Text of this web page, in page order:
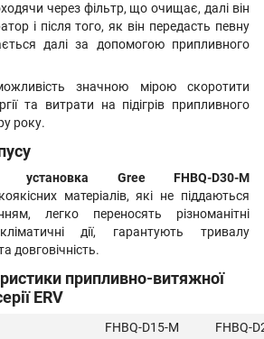
через фільтр, що очищає, далі він
і після того, як він передасть певну
далі за допомогою припливного
значною мірою скоротити
та витрати на підігрів припливного
року.
установка Gree FHBQ-D30-M
матеріалів, які не піддаються
легко переносять різноманітні
дії, гарантують тривалу
довговічність.
припливно-витяжної
ERV
FHBQ-D15-M FHBQ-